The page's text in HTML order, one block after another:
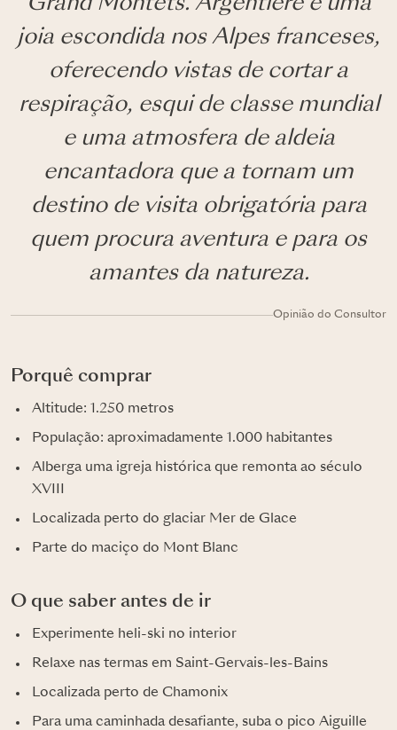
Grand Montets. Argentière é uma
joia escondida nos Alpes franceses,
oferecendo vistas de cortar a
respiração, esqui de classe mundial
e uma atmosfera de aldeia
encantadora que a tornam um
destino de visita obrigatória para
quem procura aventura e para os
amantes da natureza.
Opinião do Consultor
Porquê comprar
Altitude: 1.250 metros
População: aproximadamente 1.000 habitantes
Alberga uma igreja histórica que remonta ao século
XVIII
Localizada perto do glaciar Mer de Glace
Parte do maciço do Mont Blanc
O que saber antes de ir
Experimente heli-ski no interior
Relaxe nas termas em Saint-Gervais-les-Bains
Localizada perto de Chamonix
Para uma caminhada desafiante, suba o pico Aiguille